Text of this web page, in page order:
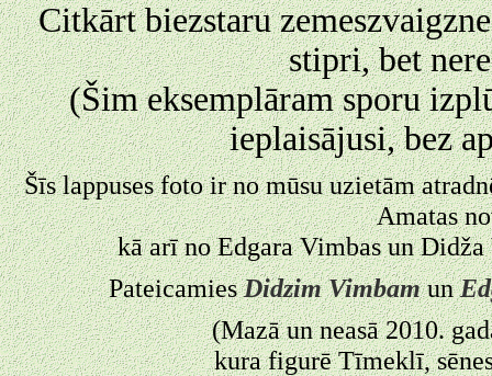
Citkārt biezstaru
stipri, bet
(Šim eksemplāram sporu
ieplaisājusi, bez
Šīs lappuses foto ir no mūsu uzietām
Amatas
kā arī no Edgara Vimbas un
PateicamiesDidzim Vimbamun
(Mazā un neasā 2010.
kura figurē Tīmeklī,